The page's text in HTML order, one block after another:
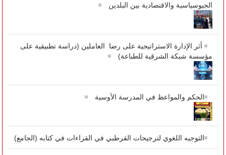
الجيوسياسية والاقتصادية بين البلدين
أثر الإدارة الاستراتيجية على رضا العاملين (دراسة تطبيقية على
مؤسسة شبكة الشرقية للطباعة)
الحكم والمواعظ في المدرسة الأوسية
التوجيه اللغوي لترجيحات القرطبي في القراءات في كتابه (الجامع)